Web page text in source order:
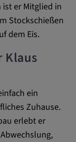
er Mitglied in
Stockschießen
dem Eis.
Klaus
ein
Zuhause.
erlebt er
_vis_opt_s,